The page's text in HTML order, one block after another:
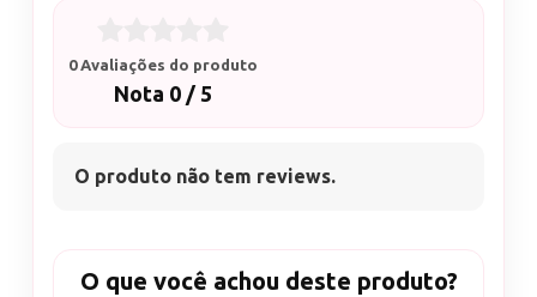
0 Avaliações do produto
Nota 0 / 5
O produto não tem reviews.
O que você achou deste produto?